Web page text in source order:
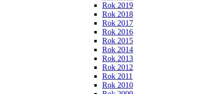
Rok 2019
Rok 2018
Rok 2017
Rok 2016
Rok 2015
Rok 2014
Rok 2013
Rok 2012
Rok 2011
Rok 2010